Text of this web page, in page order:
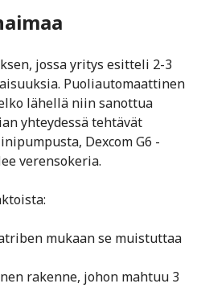
jossa yritys esitteli 2-3
Puoliautomaattinen
lähellä niin sanottua
yhteydessä tehtävät
Dexcom G6 -
verensokeria.
mukaan se muistuttaa
rakenne, johon mahtuu 3